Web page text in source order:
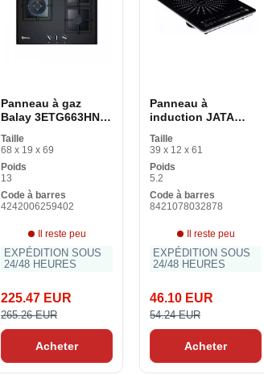
Panneau à gaz
Balay 3ETG663HN
Taille
68 x 19 x 69
Poids
13
Code à barres
4242006259402
Il reste peu
EXPÉDITION SOUS
24/48 HEURES
225.47 EUR
265.26 EUR
Acheter
Panneau à
induction JATA
2100 W
Taille
39 x 12 x 61
Poids
5.2
Code à barres
8421078032878
Il reste peu
EXPÉDITION SOUS
24/48 HEURES
46.10 EUR
54.24 EUR
Acheter